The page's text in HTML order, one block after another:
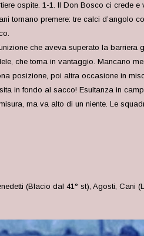
ospite. 1-1. Il Don Bosco ci crede
premere: tre calci d’angolo
che aveva superato la barriera
che torna in vantaggio. Mancano
posizione, poi altra occasione in
in fondo al sacco! Esultanza in
ma va alto di un niente. Le
(Blacio dal 41° st), Agosti, Cani